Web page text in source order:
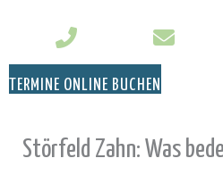
TERMINE ONLINE BUCHEN
Störfeld Zahn: Was